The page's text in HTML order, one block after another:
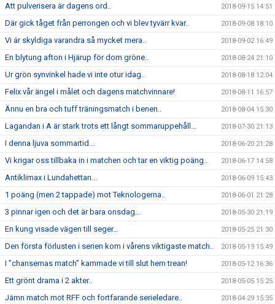
Att pulverisera är dagens ord.. 2018-09-15 14:51
Där gick tåget från perrongen och vi blev tyvärr kvar.. 2018-09-08 18:10
Vi är skyldiga varandra så mycket mera.. 2018-09-02 16:49
En blytung afton i Hjärup för dom gröne.. 2018-08-24 21:10
Ur grön synvinkel hade vi inte otur idag.. 2018-08-18 12:04
Felix vår ängel i målet och dagens matchvinnare! 2018-08-11 16:57
Ännu en bra och tuff träningsmatch i benen.. 2018-08-04 15:30
Lagandan i A är stark trots ett långt sommaruppehåll... 2018-07-30 21:13
I denna ljuva sommartid... 2018-06-20 21:28
Vi krigar oss tillbaka in i matchen och tar en viktig poäng.. 2018-06-17 14:58
Antiklimax i Lundahettan... 2018-06-09 15:43
1 poäng (men 2 tappade) mot Teknologerna.. 2018-06-01 21:28
3 pinnar igen och det är bara onsdag... 2018-05-30 21:19
En kung visade vägen till seger... 2018-05-25 21:30
Den första förlusten i serien kom i vårens viktigaste match.. 2018-05-19 15:49
I ”chansernas match” kammade vi till slut hem trean! 2018-05-12 16:36
Ett grönt drama i 2 akter.. 2018-05-05 15:25
Jämn match mot RFF och fortfarande serieledare.. 2018-04-29 15:35